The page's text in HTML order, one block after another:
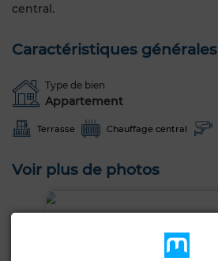
central.
Caractéristiques générales
Type de bien
Appartement
Terrasse Chauffage central
Voir plus de photos